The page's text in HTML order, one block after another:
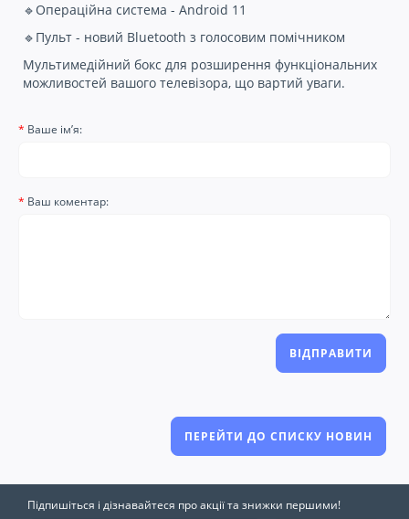
🔹Операційна система - Android 11
🔹Пульт - новий Bluetooth з голосовим помічником
Мультимедійний бокс для розширення функціональних
можливостей вашого телевізора, що вартий уваги.
Ваше ім’я:
Ваш коментар:
ВІДПРАВИТИ
ПЕРЕЙТИ ДО СПИСКУ НОВИН
Підпишіться і дізнавайтеся про акції та знижки першими!